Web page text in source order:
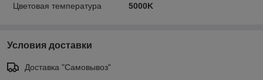
Цветовая температура 5000K
Условия доставки
Доставка "Самовывоз"